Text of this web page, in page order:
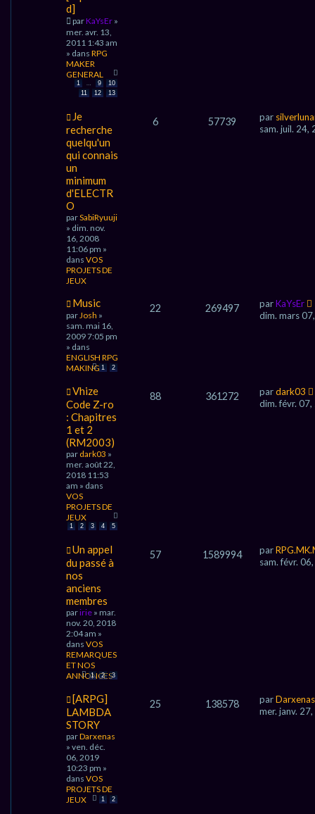
m
e
s
s
a
g
e
d]
parKaYsEr »
mer. avr. 13,
2011 1:43 am
» dans RPG
MAKER
GENERAL
1 … 9
10
11
12 13
N
u
v
e
a
u
m
e
s
s
a
g
e
Je
recherche
quelqu'un
qui connais
un
minimum
d'ELECTR
O
parSabiRyuuji
» dim. nov.
16, 2008
11:06 pm »
dans VOS
PROJETS DE
JEUX
6 57739 par
sam. juil. 24,
N
u
v
e
a
u
m
e
s
s
a
e
Music
par Josh »
sam. mai 16,
2009 7:05 pm
» dans
ENGLISH RPG
MAKING 1 2
22 269497 parKaYsEr
dim. mars
N
o
u
v
e
a
u
m
e
s
s
a
g
e
Vhize
Code Z-ro
: Chapitres
1 et 2
(RM2003)
par dark03 »
mer. août 22,
2018 11:53
am » dans
VOS
PROJETS DE
JEUX
1 2 3 4 5
88 361272 pardark03
dim. févr.
N
o
u
v
e
a
u
m
e
s
s
a
g
Un appel
du passé à
nos
anciens
membres
paririe » mar.
nov. 20, 2018
2:04 am »
dans VOS
REMARQUES
ET NOS
ANNONCES
1 2 3
57 1589994 par
sam. févr.
N
o
u
v
e
a
u
m
e
s
s
[ARPG]
LAMBDA
STORY
parDarxenas
» ven. déc.
06, 2019
10:23 pm »
dans VOS
PROJETS DE
JEUX
1 2
25 138578 parDarxenas
mer. janv.